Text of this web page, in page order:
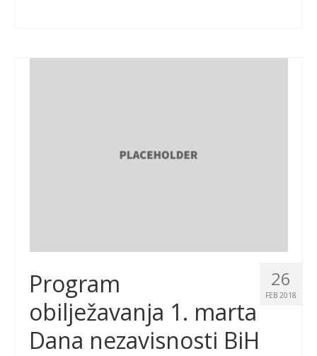
26
FEB 2018
Program
obilježavanja 1. marta
Dana nezavisnosti BiH